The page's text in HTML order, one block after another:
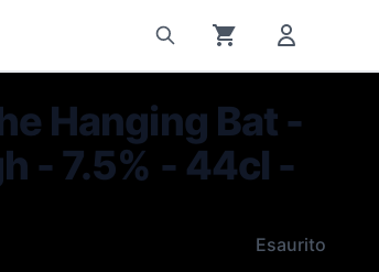
Hanging Bat -
- 7.5% - 44cl -
Esaurito